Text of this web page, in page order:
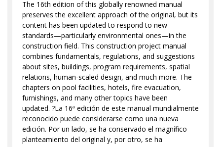
The 16th edition of this globally renowned manual
preserves the excellent approach of the original, but its
content has been updated to respond to new
standards—particularly environmental ones—in the
construction field. This construction project manual
combines fundamentals, regulations, and suggestions
about sites, buildings, program requirements, spatial
relations, human-scaled design, and much more. The
chapters on pool facilities, hotels, fire evacuation,
furnishings, and many other topics have been
updated. ?La 16ª edición de este manual mundialmente
reconocido puede considerarse como una nueva
edición. Por un lado, se ha conservado el magnífico
planteamiento del original y, por otro, se ha